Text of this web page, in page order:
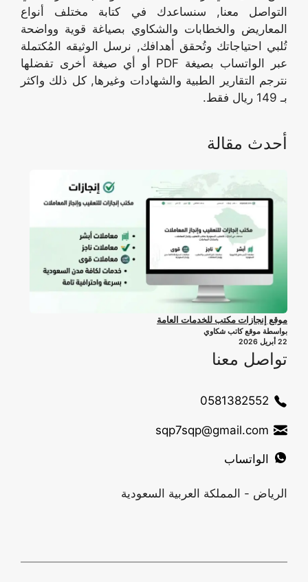
التواصل معنا, سنساعدك في كتابة مختلف أنواع
المعاريض والخطابات والشكاوي بصياغة قوية وواضحة
تُلبي احتياجاتك وتُحقق أهدافك, نرسل الوثيقه المُكتملة
عبر الواتساب بصيغة PDF أو أي صيغة أخرى تفضلها
نترجم التقارير الطبية والشهادات وغيرها, كل ذلك واكثر
بـ 149 ريال فقط.
أحدث مقالة
موقع إنجازات مكتب للخدمات العامة
بواسطة موقع كاتب شكاوي
22 أبريل 2026
تواصل معنا
0581382552
sqp7sqp@gmail.com
الواتساب
الرياض - المملكة العربية السعودية